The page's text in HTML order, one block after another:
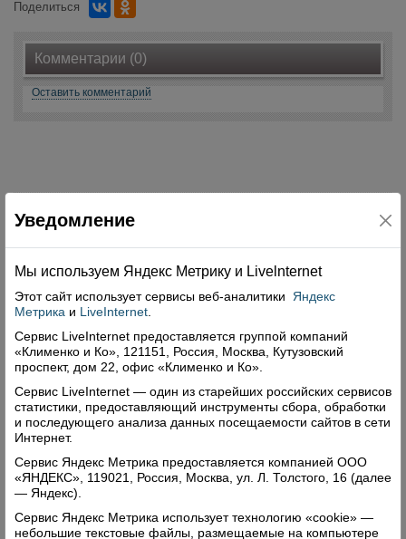
Поделиться
Комментарии (0)
Оставить комментарий
Свежий номер
Уведомление
Мы используем Яндекс Метрику и Livelnternet
Этот сайт использует сервисы веб-аналитики
Яндекс
Метрика и LiveInternet
Сервис LiveInternet предоставляется группой компаний
«Клименко и Ко», 121151, Россия, Москва, Кутузовский
проспект, дом 22, офис «Клименко и Ко».
Сервис LiveInternet — один из старейших российских сервисов
статистики, предоставляющий инструменты сбора, обработки
и последующего анализа данных посещаемости сайтов в сети
Интернет.
Сервис Яндекс Метрика предоставляется компанией ООО
«ЯНДЕКС», 119021, Россия, Москва, ул. Л. Толстого, 16 (далее
— Яндекс).
Сервис Яндекс Метрика использует технологию «cookie» —
небольшие текстовые файлы, размещаемые на компьютере